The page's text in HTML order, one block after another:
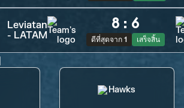
Leviatan
- LATAM
8 : 6
ดีที่สุดจาก 1 เสร็จสิ้น